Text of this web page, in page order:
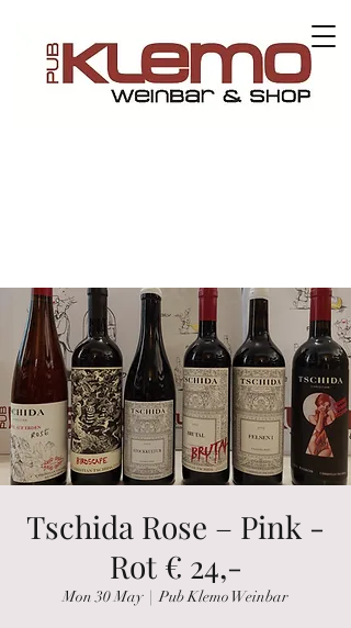
Tschida Rose – Pink -
Rot € 24,-
Mon 30 May
  |
Pub Klemo Weinbar